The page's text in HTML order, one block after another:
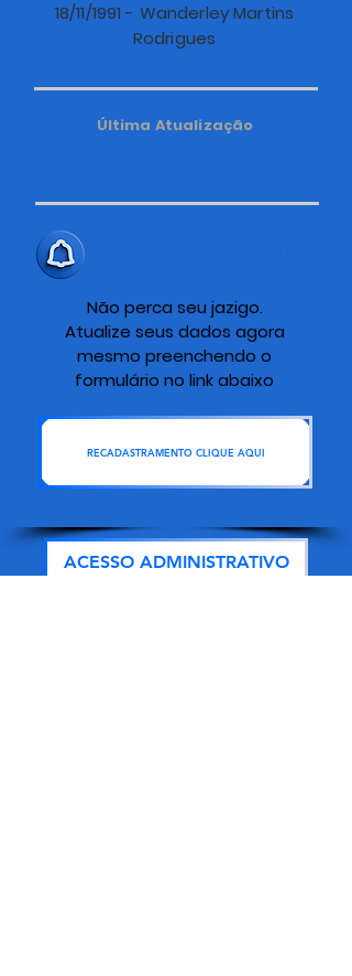
18/11/1991 - Wanderley Martins
Rodrigues
Última Atualização
Não perca seu jazigo.
Atualize seus dados agora
mesmo preenchendo o
formulário no link abaixo
RECADASTRAMENTO CLIQUE AQUI
ACESSO ADMINISTRATIVO